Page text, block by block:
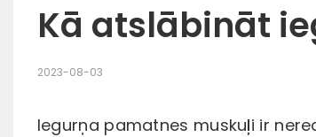
Kā atslābināt
2023-08-03
Iegurņa pamatnes muskuļi ir